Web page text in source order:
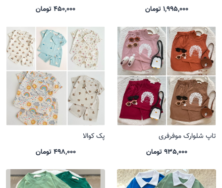
1,995,000 تومان
450,000 تومان
تاپ شلوارک موفرفری
935,000 تومان
پک کوالا
498,000 تومان